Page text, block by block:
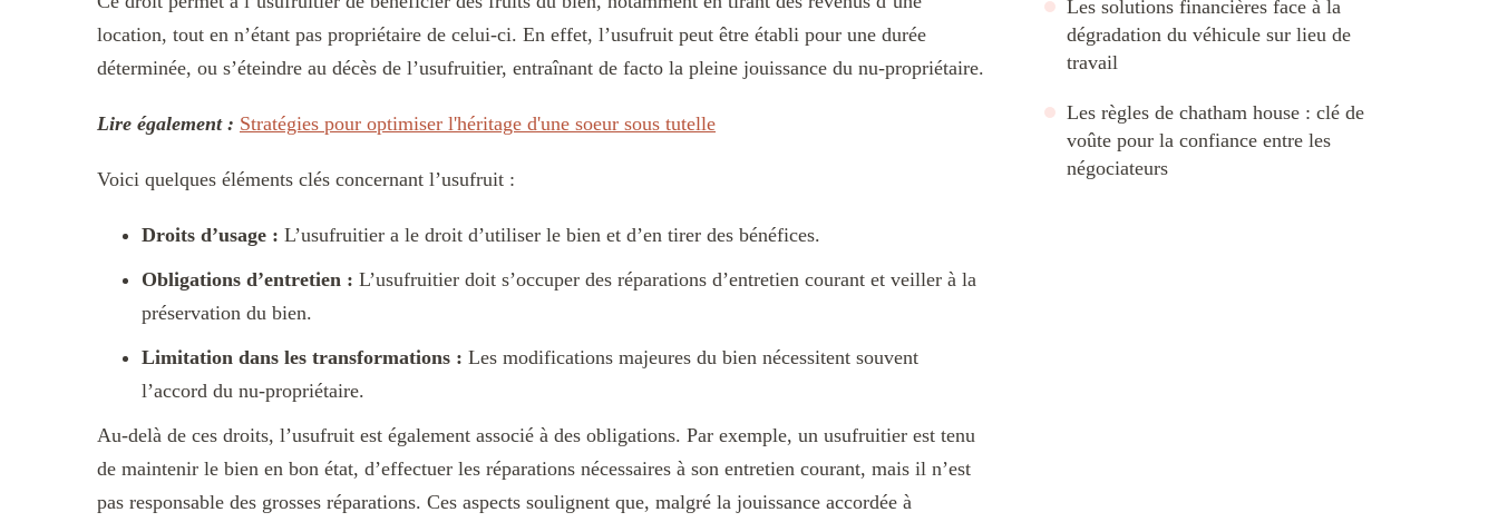
location, tout en n’étant pas propriétaire de celui-ci. En effet, l’usufruit peut être établi pour une durée
déterminée, ou s’éteindre au décès de l’usufruitier, entraînant de facto la pleine jouissance du nu-propriétaire.
Lire également : Stratégies pour optimiser l'héritage d'une soeur sous tutelle
Voici quelques éléments clés concernant l’usufruit :
Droits d’usage : L’usufruitier a le droit d’utiliser le bien et d’en tirer des bénéfices.
Obligations d’entretien : L’usufruitier doit s’occuper des réparations d’entretien courant et veiller à la
préservation du bien.
Limitation dans les transformations : Les modifications majeures du bien nécessitent souvent
l’accord du nu-propriétaire.
Au-delà de ces droits, l’usufruit est également associé à des obligations. Par exemple, un usufruitier est tenu
de maintenir le bien en bon état, d’effectuer les réparations nécessaires à son entretien courant, mais il n’est
pas responsable des grosses réparations. Ces aspects soulignent que, malgré la jouissance accordée à
Les solutions financières face à la
dégradation du véhicule sur lieu de
travail
Les règles de chatham house : clé de
voûte pour la confiance entre les
négociateurs